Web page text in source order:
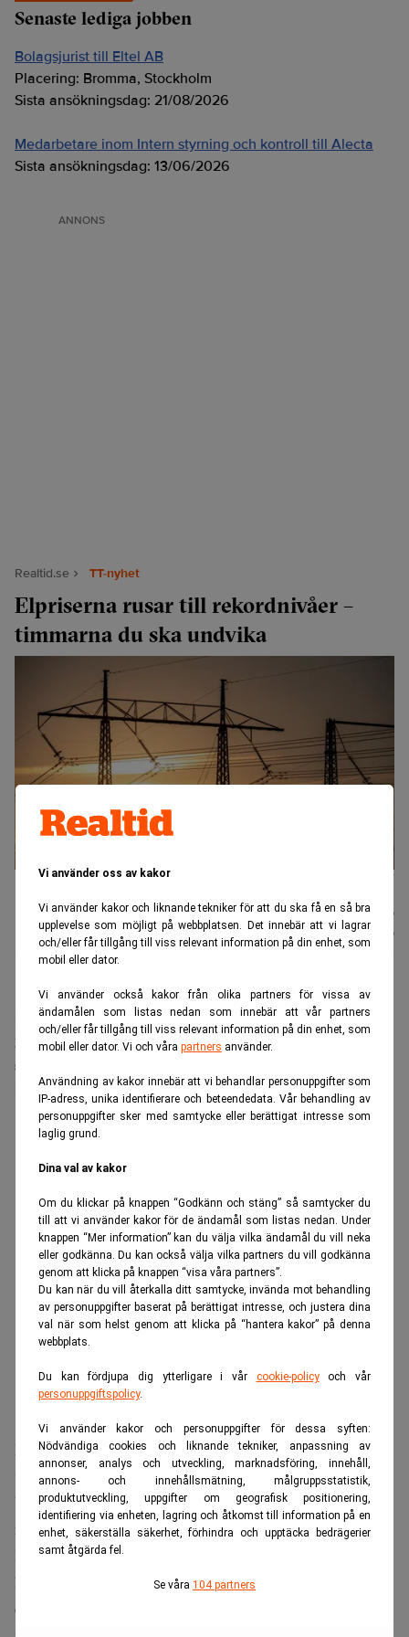
Vi använder oss av kakor
Vi använder kakor och liknande tekniker för att du ska få en så bra
upplevelse som möjligt på webbplatsen. Det innebär att vi lagrar
och/eller får tillgång till viss relevant information på din enhet, som
mobil eller dator.
Vi använder också kakor från olika partners för vissa av
ändamålen som listas nedan som innebär att vår partners
och/eller får tillgång till viss relevant information på din enhet, som
mobil eller dator. Vi och våra partners använder.
Användning av kakor innebär att vi behandlar personuppgifter som
IP-adress, unika identifierare och beteendedata. Vår behandling av
personuppgifter sker med samtycke eller berättigat intresse som
laglig grund.
Dina val av kakor
Om du klickar på knappen “Godkänn och stäng” så samtycker du
till att vi använder kakor för de ändamål som listas nedan. Under
knappen “Mer information” kan du välja vilka ändamål du vill neka
eller godkänna. Du kan också välja vilka partners du vill godkänna
genom att klicka på knappen “visa våra partners”.
Du kan när du vill återkalla ditt samtycke, invända mot behandling
av personuppgifter baserat på berättigat intresse, och justera dina
val när som helst genom att klicka på “hantera kakor” på denna
webbplats.
Du kan fördjupa dig ytterligare i vår cookie-policyoch vår
personuppgiftspolicy.
Vi använder kakor och personuppgifter för dessa syften:
Nödvändiga cookies och liknande tekniker, anpassning av
annonser, analys och utveckling, marknadsföring, innehåll,
annons- och innehållsmätning, målgruppsstatistik,
produktutveckling, uppgifter om geografisk positionering,
identifiering via enheten, lagring och åtkomst till information på en
enhet, säkerställa säkerhet, förhindra och upptäcka bedrägerier
samt åtgärda fel.
Se våra 104 partners
Senaste lediga jobben
Bolagsjurist till Eltel AB
Placering: Bromma, Stockholm
Sista ansökningsdag: 21/08/2026
Medarbetare inom Intern styrning och kontroll till Alecta
Sista ansökningsdag: 13/06/2026
ANNONS
Realtid.se TT-nyhet
Elpriserna rusar till rekordnivåer –
timmarna du ska undvika
Elen har under sommaren varit ovanligt dyr. Foto: Johan Nilsson/TT
Nyhetsbyrån
TT
Publicerad:07 aug. 2026
Uppdaterad:07 aug. 2026
De sammantagna elpriserna i juni och juli var de näst
högsta någonsin – bara under elkrisen sommaren
2022 var elen dyrare. I juni var exempelvis
spotpriserna på el mellan 150 och 1 400 procent
högre, jämfört med samma månad i fjol.
ANNONS
Elpriserna har stigit till historiskt höga nivåer i sommar,
visar ny statistik från prisjämförelsesajten Elskling.
Undvik att använda hushållets elslukande maskiner på
morgonen och på kvällen om du vill spara pengar.
De sammantagna elpriserna i juni och juli var de näst
högsta någonsin – bara under elkrisen sommaren 2022 var
elen dyrare. I juni var exempelvis spotpriserna på el